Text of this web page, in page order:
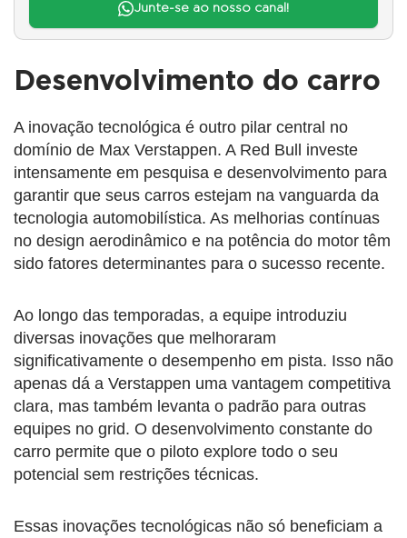
Junte-se ao nosso canal!
Desenvolvimento do carro
A inovação tecnológica é outro pilar central no
domínio de Max Verstappen. A Red Bull investe
intensamente em pesquisa e desenvolvimento para
garantir que seus carros estejam na vanguarda da
tecnologia automobilística. As melhorias contínuas
no design aerodinâmico e na potência do motor têm
sido fatores determinantes para o sucesso recente.
Ao longo das temporadas, a equipe introduziu
diversas inovações que melhoraram
significativamente o desempenho em pista. Isso não
apenas dá a Verstappen uma vantagem competitiva
clara, mas também levanta o padrão para outras
equipes no grid. O desenvolvimento constante do
carro permite que o piloto explore todo o seu
potencial sem restrições técnicas.
Essas inovações tecnológicas não só beneficiam a